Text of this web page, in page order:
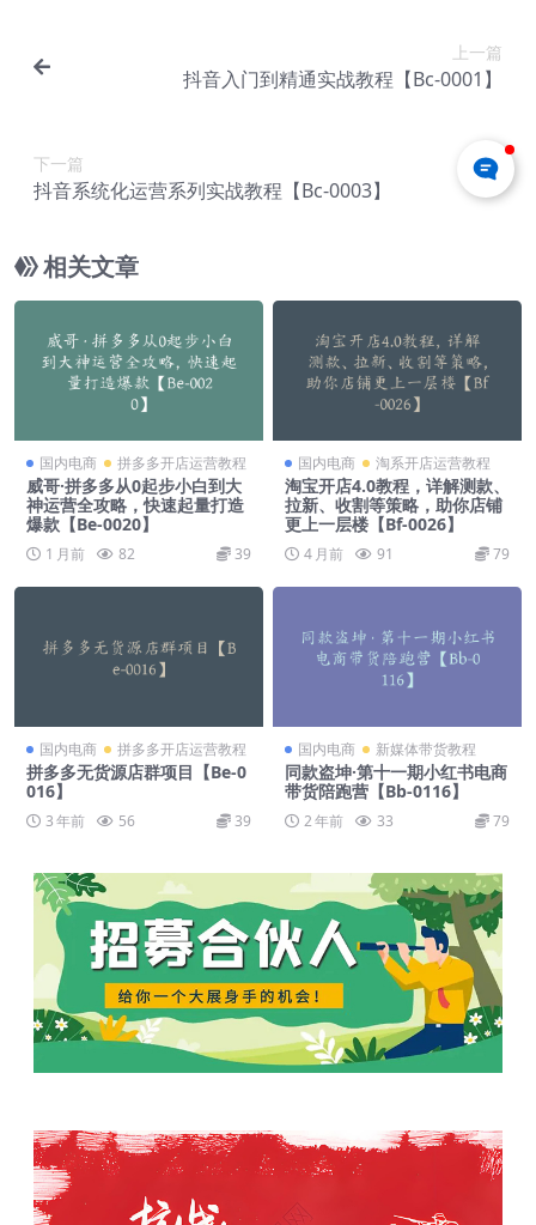
上一篇
抖音入门到精通实战教程【Bc-0001】
下一篇
抖音系统化运营系列实战教程【Bc-0003】
相关文章
国内电商 拼多多开店运营教程
威哥·拼多多从0起步小白到大
神运营全攻略，快速起量打造
爆款【Be-0020】
1 月前 82 39
国内电商 淘系开店运营教程
淘宝开店4.0教程，详解测款、
拉新、收割等策略，助你店铺
更上一层楼【Bf-0026】
4 月前 91 79
国内电商 拼多多开店运营教程
拼多多无货源店群项目【Be-0
016】
3 年前 56 39
国内电商 新媒体带货教程
同款盗坤·第十一期小红书电商
带货陪跑营【Bb-0116】
2 年前 33 79